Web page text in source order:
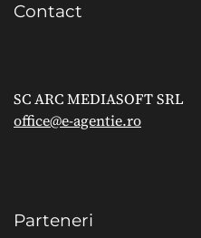
Contact
SC ARC MEDIASOFT SRL
office@e-agentie.ro
Parteneri